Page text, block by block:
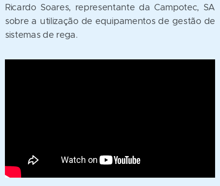
Ricardo Soares, representante da Campotec, SA
sobre a utilização de equipamentos de gestão de
sistemas de rega.